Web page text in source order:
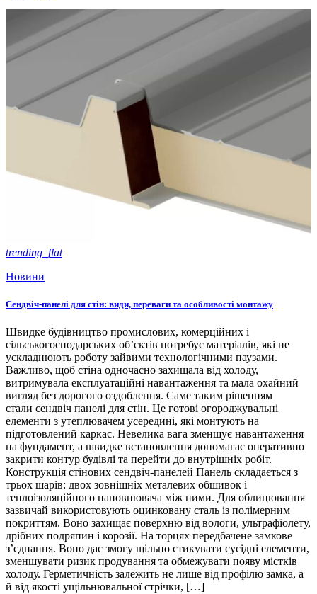
trending_flat
Новини
Сендвіч-панелі для стін: види, переваги та особливості монтажу
Швидке будівництво промислових, комерційних і
сільськогосподарських об’єктів потребує матеріалів, які не
ускладнюють роботу зайвими технологічними паузами.
Важливо, щоб стіна одночасно захищала від холоду,
витримувала експлуатаційні навантаження та мала охайний
вигляд без дорогого оздоблення. Саме таким рішенням
стали сендвіч панелі для стін. Це готові огороджувальні
елементи з утеплювачем усередині, які монтують на
підготовлений каркас. Невелика вага зменшує навантаження
на фундамент, а швидке встановлення допомагає оперативно
закрити контур будівлі та перейти до внутрішніх робіт.
Конструкція стінових сендвіч-панелей Панель складається з
трьох шарів: двох зовнішніх металевих обшивок і
теплоізоляційного наповнювача між ними. Для облицювання
зазвичай використовують оцинковану сталь із полімерним
покриттям. Воно захищає поверхню від вологи, ультрафіолету,
дрібних подряпин і корозії. На торцях передбачене замкове
з’єднання. Воно дає змогу щільно стикувати сусідні елементи,
зменшувати ризик продування та обмежувати появу містків
холоду. Герметичність залежить не лише від профілю замка, а
й від якості ущільнювальної стрічки, […]